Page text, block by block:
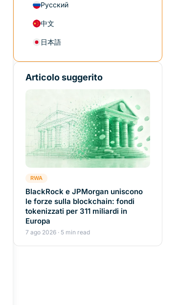
Русский
中文
日本語
Articolo suggerito
RWA
BlackRock e JPMorgan uniscono
le forze sulla blockchain: fondi
tokenizzati per 311 miliardi in
Europa
7 ago 2026 · 5 min read